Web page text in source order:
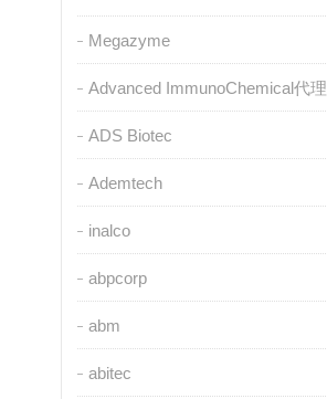
Megazyme
Advanced ImmunoChemical代理
ADS Biotec
Ademtech
inalco
abpcorp
abm
abitec